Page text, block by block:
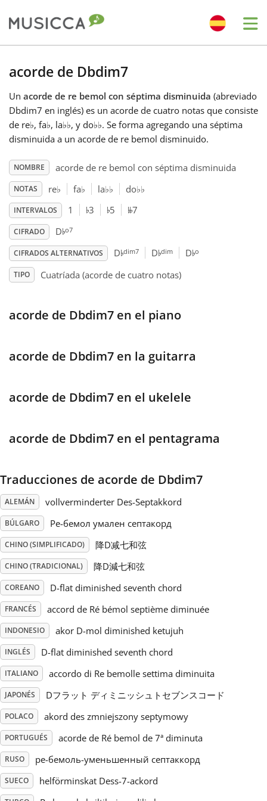
Български
Dansk
Deutsch
English
Español
Italiano
日本語
Polski
Português
Русский
Svenska
Tiếng Việt
Türkçe
简体中文
繁體中文
acorde de Dbdim7
Un acorde de re bemol con séptima disminuida (abreviado
Dbdim7 en inglés) es un acorde de cuatro notas que consiste
de re♭, fa♭, la♭♭, y do♭♭. Se forma agregando una séptima
disminuida a un acorde de re bemol disminuido.
NOMBRE acorde de re bemol con séptima disminuida
NOTAS re♭ fa♭ la♭♭ do♭♭
INTERVALOS 1 ♭3 ♭5 𝄫7
CIFRADO D♭o7
CIFRADOS ALTERNATIVOS D♭dim7 D♭dim D♭o
TIPO Cuatríada (acorde de cuatro notas)
acorde de Dbdim7 en el piano
acorde de Dbdim7 en la guitarra
acorde de Dbdim7 en el ukelele
acorde de Dbdim7 en el pentagrama
Traducciones de acorde de Dbdim7
ALEMÁN vollverminderter Des-Septakkord
BÚLGARO Ре-бемол умален септакорд
CHINO (SIMPLIFICADO) 降D减七和弦
CHINO (TRADICIONAL) 降D減七和弦
COREANO D-flat diminished seventh chord
FRANCÉS accord de Ré bémol septième diminuée
INDONESIO akor D-mol diminished ketujuh
INGLÉS D-flat diminished seventh chord
ITALIANO accordo di Re bemolle settima diminuita
JAPONÉS Dフラット ディミニッシュトセブンスコード
POLACO akord des zmniejszony septymowy
PORTUGUÉS acorde de Ré bemol de 7ª diminuta
RUSO ре-бемоль-уменьшенный септаккорд
SUECO helförminskat Dess-7-ackord